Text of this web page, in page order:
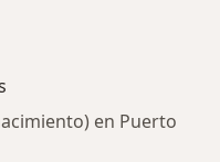
en Puerto